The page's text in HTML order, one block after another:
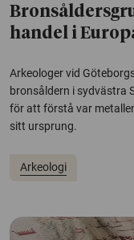
handel i
Arkeologer vid
bronsåldern i sydvästra
för att förstå var
sitt ursprung.
Arkeologi